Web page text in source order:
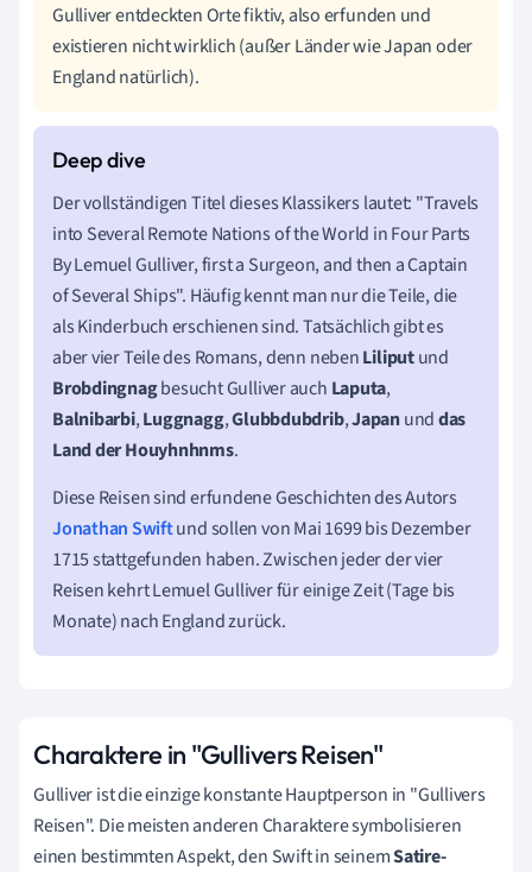
Gulliver entdeckten Orte fiktiv, also erfunden und
existieren nicht wirklich (außer Länder wie Japan oder
England natürlich).
Der vollständigen Titel dieses Klassikers lautet: "Travels
into Several Remote Nations of the World in Four Parts
By Lemuel Gulliver, first a Surgeon, and then a Captain
of Several Ships". Häufig kennt man nur die Teile, die
als Kinderbuch erschienen sind. Tatsächlich gibt es
aber vier Teile des Romans, denn nebenLiliputund
Brobdingnagbesucht Gulliver auch Laputa,
Balnibarbi,Luggnagg,Glubbdubdrib,Japanunddas
Land der Houyhnhnms.
Diese Reisen sind erfundene Geschichten des Autors
Jonathan Swiftund sollen von Mai 1699 bis Dezember
1715 stattgefunden haben. Zwischen jeder der vier
Reisen kehrt Lemuel Gulliver für einige Zeit (Tage bis
Monate) nach England zurück.
Charaktere in "Gullivers Reisen"
Gulliver ist die einzige konstante Hauptperson in "Gullivers
Reisen". Die meisten anderen Charaktere symbolisieren
einen bestimmten Aspekt, den Swift in seinemSatire-